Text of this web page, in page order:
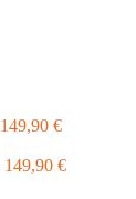
149,90 €
149,90 €